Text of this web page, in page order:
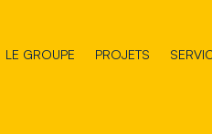
LE GROUPE PROJETS